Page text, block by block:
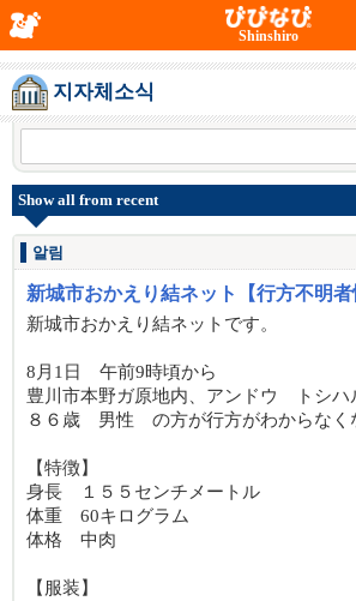
Shinshiro
지자체소식
Show all from recent
알림
新城市おかえり結ネット【行方不明者
新城市おかえり結ネットです。
8月1日 午前9時頃から
豊川市本野ガ原地内、アンドウ トシハ
８６歳 男性 の方が行方がわからなく
【特徴】
身長 １５５センチメートル
体重 60キログラム
体格 中肉
【服装】